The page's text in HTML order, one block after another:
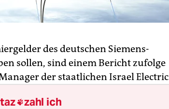
des deutschen Siemens-
sollen, sind einem Bericht zufolge
der staatlichen Israel Electric
den am Vortag Verhafteten der
taz zahl ich